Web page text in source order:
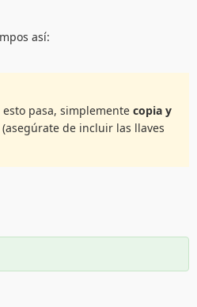
así:
pasa, simplemente copia y
de incluir las llaves